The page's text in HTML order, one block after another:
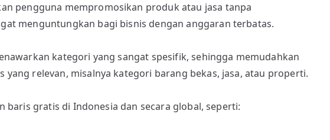
pengguna mempromosikan produk atau jasa tanpa
menguntungkan bagi bisnis dengan anggaran terbatas.
kategori yang sangat spesifik, sehingga memudahkan
yang relevan, misalnya kategori barang bekas, jasa, atau properti.
baris gratis di Indonesia dan secara global, seperti: